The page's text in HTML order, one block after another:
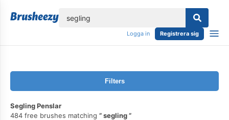
Logga in Registrera sig
Filters
Segling Penslar
484 free brushes matching
segling